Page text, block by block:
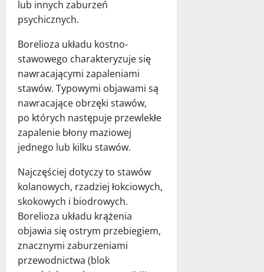
lub innych zaburzeń
psychicznych.
Borelioza układu kostno-
stawowego charakteryzuje się
nawracającymi zapaleniami
stawów. Typowymi objawami są
nawracające obrzęki stawów,
po których następuje przewlekłe
zapalenie błony maziowej
jednego lub kilku stawów.
Najczęściej dotyczy to stawów
kolanowych, rzadziej łokciowych,
skokowych i biodrowych.
Borelioza układu krążenia
objawia się ostrym przebiegiem,
znacznymi zaburzeniami
przewodnictwa (blok